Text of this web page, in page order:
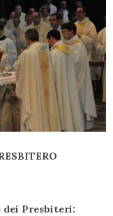
dei Presbiteri: